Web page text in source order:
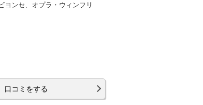
ヨンセ、オプラ・ウィンフリ
口コミをする